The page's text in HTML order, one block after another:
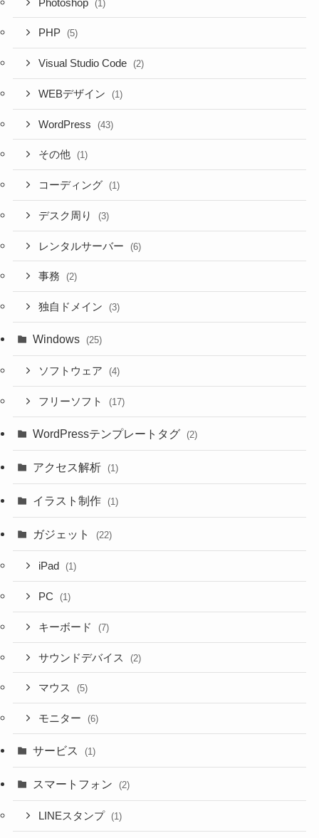
Photoshop (1)
PHP (5)
Visual Studio Code (2)
WEBデザイン (1)
WordPress (43)
その他 (1)
コーディング (1)
デスク周り (3)
レンタルサーバー (6)
事務 (2)
独自ドメイン (3)
Windows (25)
ソフトウェア (4)
フリーソフト (17)
WordPressテンプレートタグ (2)
アクセス解析 (1)
イラスト制作 (1)
ガジェット (22)
iPad (1)
PC (1)
キーボード (7)
サウンドデバイス (2)
マウス (5)
モニター (6)
サービス (1)
スマートフォン (2)
LINEスタンプ (1)